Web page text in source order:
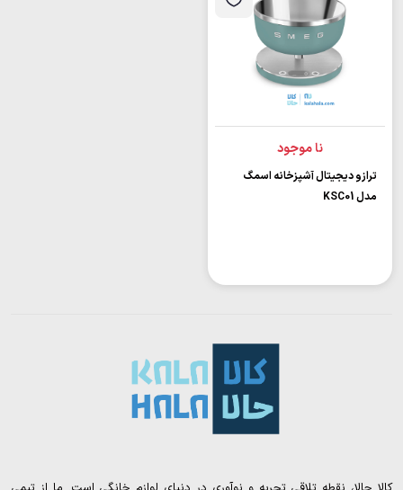
نا موجود
ترازو دیجیتال آشپزخانه اسمگ
مدل KSC01